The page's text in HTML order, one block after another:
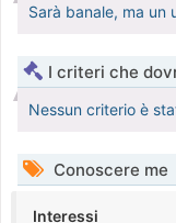
Sarà banale, ma un
I criteri che
Nessun criterio è
Conoscere me
Interessi